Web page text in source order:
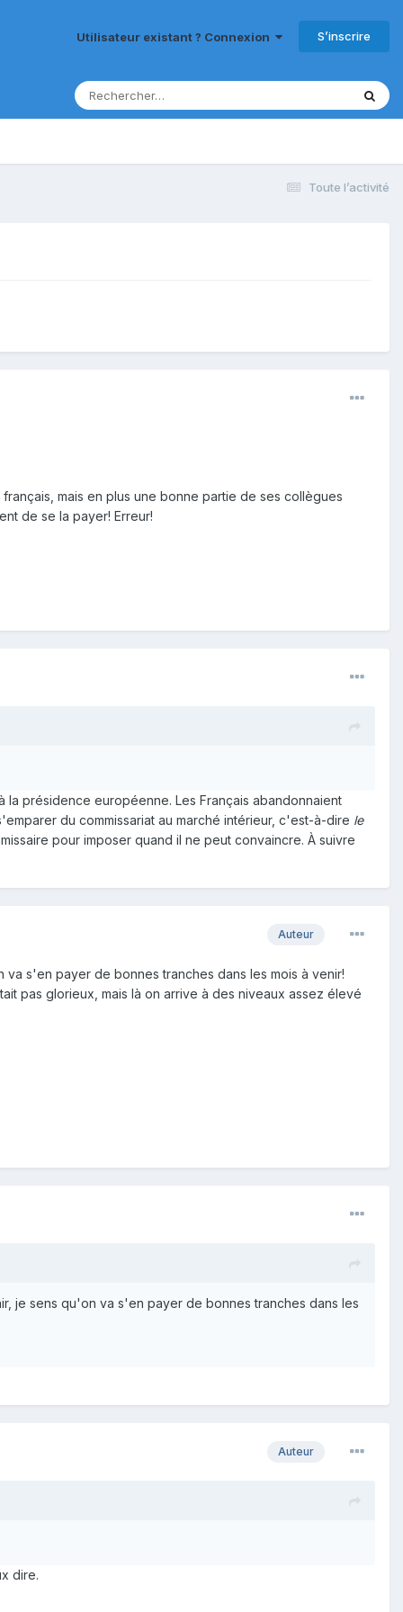
Utilisateur existant ? Connexion S’inscrire
Toute l’activité
mais en plus une bonne partie de ses collègues
de se la payer! Erreur!
présidence européenne. Les Français abandonnaient
du commissariat au marché intérieur, c'est-à-dire le
pour imposer quand il ne peut convaincre. À suivre
Auteur
s'en payer de bonnes tranches dans les mois à venir!
pas glorieux, mais là on arrive à des niveaux assez élevé
je sens qu'on va s'en payer de bonnes tranches dans les
Auteur
dire.